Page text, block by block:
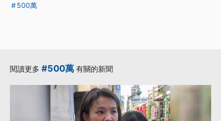
500萬
閱讀更多 #500萬 有關的新聞